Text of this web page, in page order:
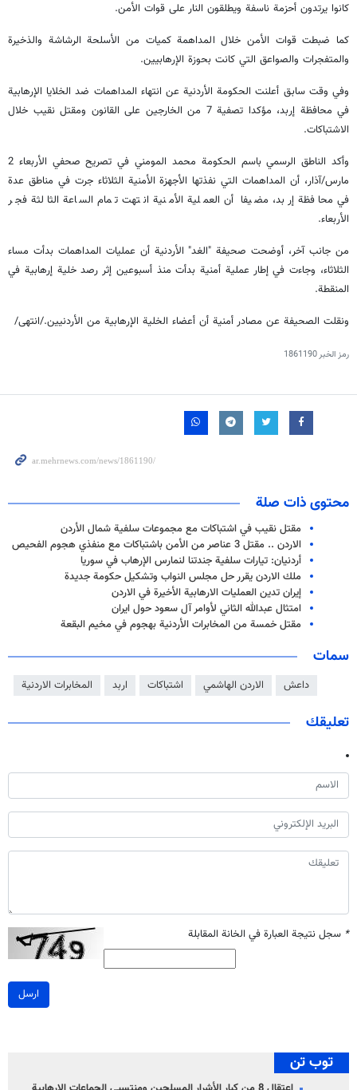
كانوا يرتدون أحزمة ناسفة ويطلقون النار على قوات الأمن.
كما ضبطت قوات الأمن خلال المداهمة كميات من الأسلحة الرشاشة والذخيرة
والمتفجرات والصواعق التي كانت بحوزة الإرهابيين.
وفي وقت سابق أعلنت الحكومة الأردنية عن انتهاء المداهمات ضد الخلايا الإرهابية
في محافظة إربد، مؤكدا تصفية 7 من الخارجين على القانون ومقتل نقيب خلال
الاشتباكات.
وأكد الناطق الرسمي باسم الحكومة محمد المومني في تصريح صحفي الأربعاء 2
مارس/آذار، أن المداهمات التي نفذتها الأجهزة الأمنية الثلاثاء جرت في مناطق عدة
في محافظة إربد، مضيفا أن العملية الأمنية انتهت تمام الساعة الثالثة فجر
الأربعاء.
من جانب آخر، أوضحت صحيفة "الغد" الأردنية أن عمليات المداهمات بدأت مساء
الثلاثاء، وجاءت في إطار عملية أمنية بدأت منذ أسبوعين إثر رصد خلية إرهابية في
المنقطة.
ونقلت الصحيفة عن مصادر أمنية أن أعضاء الخلية الإرهابية من الأردنيين./انتهى/
رمز الخبر1861190
محتوى ذات صلة
مقتل نقيب في اشتباكات مع مجموعات سلفية شمال الأردن
الاردن .. مقتل 3 عناصر من الأمن باشتباكات مع منفذي هجوم الفحيص
أردنيان: تيارات سلفية جندتنا لنمارس الإرهاب في سوريا
ملك الاردن يقرر حل مجلس النواب وتشكيل حكومة جديدة
إيران تدين العمليات الارهابية الأخيرة في الاردن
امتثال عبدالله الثاني لأوامر آل سعود حول ايران
مقتل خمسة من المخابرات الأردنية بهجوم في مخيم البقعة
سمات
داعش الاردن الهاشمي اشتباكات اربد المخابرات الاردنية
تعليقك
* سجل نتيجة العبارة في الخانة المقابلة
ارسل
توب تن